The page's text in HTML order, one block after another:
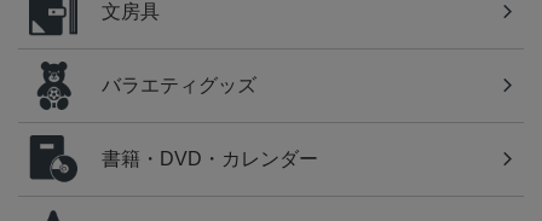
文房具
バラエティグッズ
書籍・DVD・カレンダー